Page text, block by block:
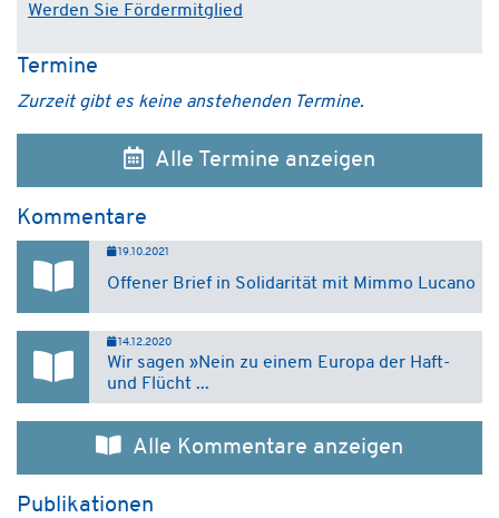
Werden Sie Fördermitglied
Termine
Zurzeit gibt es keine anstehenden Termine.
Alle Termine anzeigen
Kommentare
19.10.2021
Offener Brief in Solidarität mit Mimmo Lucano
14.12.2020
Wir sagen »Nein zu einem Europa der Haft-
und Flücht ...
Alle Kommentare anzeigen
Publikationen